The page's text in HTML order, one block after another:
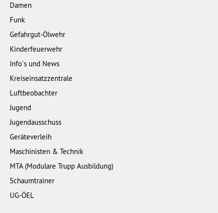
Damen
Funk
Gefahrgut-Ölwehr
Kinderfeuerwehr
Info´s und News
Kreiseinsatzzentrale
Luftbeobachter
Jugend
Jugendausschuss
Geräteverleih
Maschinisten & Technik
MTA (Modulare Trupp Ausbildung)
Schaumtrainer
UG-ÖEL